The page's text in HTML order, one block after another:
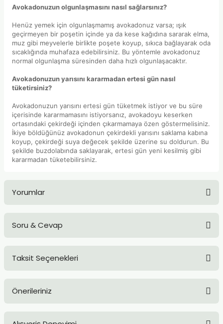
Avokadonuzun olgunlaşmasını nasıl sağlarsınız?
Henüz yemek için olgunlaşmamış avokadonuz varsa; ışık
geçirmeyen bir poşetin içinde ya da kese kağıdına sararak elma,
muz gibi meyvelerle birlikte poşete koyup, sıkıca bağlayarak oda
sıcaklığında muhafaza edebilirsiniz. Bu yöntemle avokadonuz
normal olgunlaşma süresinden daha hızlı olgunlaşacaktır.
Avokadonuzun yarısını kararmadan ertesi gün nasıl
tüketirsiniz?
Avokadonuzun yarısını ertesi gün tüketmek istiyor ve bu süre
içerisinde kararmamasını istiyorsanız, avokadoyu keserken
ortasındaki çekirdeği içinden çıkarmamaya özen göstermelisiniz.
İkiye böldüğünüz avokadonun çekirdekli yarısını saklama kabına
koyup, çekirdeği suya değecek şekilde üzerine su doldurun. Bu
şekilde buzdolabında saklayarak, ertesi gün yeni kesilmiş gibi
kararmadan tüketebilirsiniz.
Yorumlar
Soru & Cevap
Taksit Seçenekleri
Önerileriniz